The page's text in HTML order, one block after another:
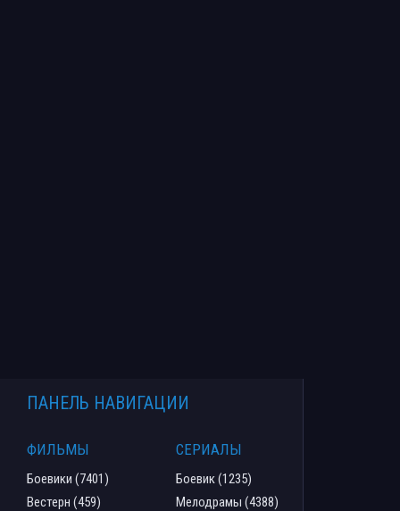
ПАНЕЛЬ НАВИГАЦИИ
ФИЛЬМЫ
Боевики (7401)
Вестерн (459)
СЕРИАЛЫ
Боевик (1235)
Мелодрамы (4388)